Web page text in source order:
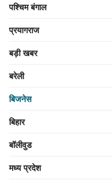
पश्चिम बंगाल
प्रयागराज
बड़ी खबर
बरेली
बिजनेस
बिहार
बॉलीवुड
मध्य प्रदेश